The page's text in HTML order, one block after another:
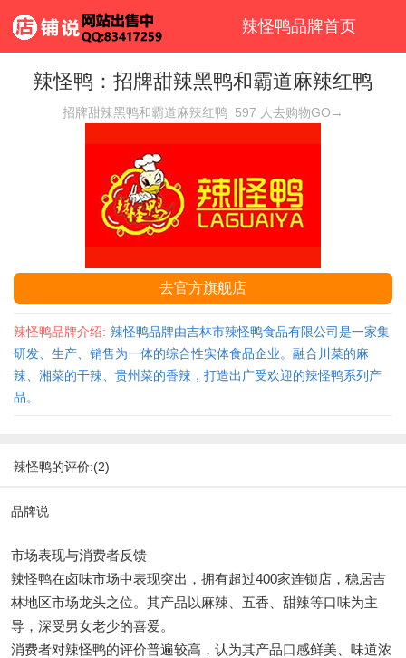
辣怪鸭品牌首页
辣怪鸭：招牌甜辣黑鸭和霸道麻辣红鸭
招牌甜辣黑鸭和霸道麻辣红鸭 597 人去购物GO→
去官方旗舰店
辣怪鸭品牌介绍: 辣怪鸭品牌由吉林市辣怪鸭食品有限公司是一家集
研发、生产、销售为一体的综合性实体食品企业。融合川菜的麻
辣、湘菜的干辣、贵州菜的香辣，打造出广受欢迎的辣怪鸭系列产
品。
辣怪鸭的评价:(2)
品牌说
市场表现与消费者反馈
辣怪鸭在卤味市场中表现突出，拥有超过400家连锁店，稳居吉
林地区市场龙头之位。其产品以麻辣、五香、甜辣等口味为主
导，深受男女老少的喜爱。
消费者对辣怪鸭的评价普遍较高，认为其产品口感鲜美、味道浓